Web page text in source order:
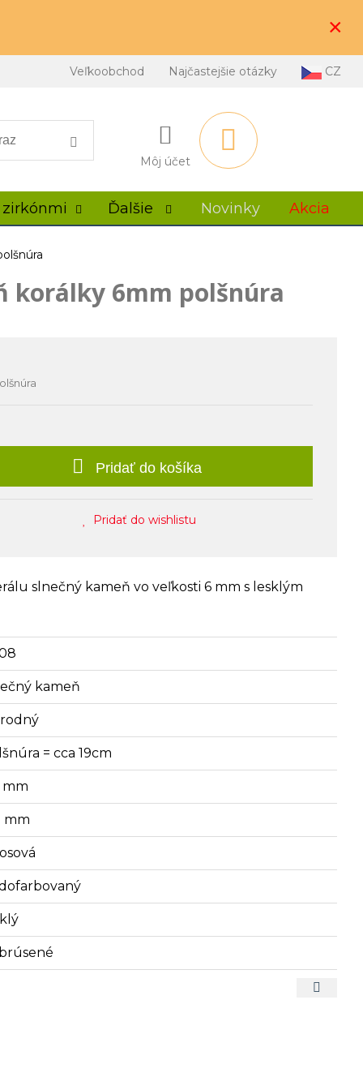
×
Veľkoobchod Najčastejšie otázky CZ
Môj účet
Ďalšie Novinky Akcia
korálky 6mm polšnúra
Pridať do košíka
Pridať do wishlistu
slnečný kameň vo veľkosti 6 mm s lesklým
kameň
= cca 19cm
mm
mm